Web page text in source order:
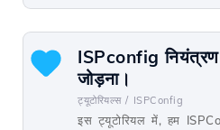
ISPconfig नियंत्रण
जोड़ना।
ट्यूटोरियल्स / ISPConfig
इस ट्यूटोरियल में, हम